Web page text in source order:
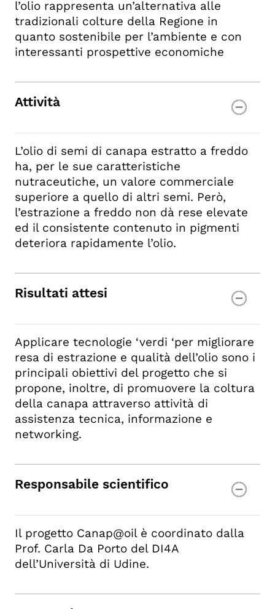
l’olio rappresenta un’alternativa alle
tradizionali colture della Regione in
quanto sostenibile per l’ambiente e con
interessanti prospettive economiche
Attività
L’olio di semi di canapa estratto a freddo
ha, per le sue caratteristiche
nutraceutiche, un valore commerciale
superiore a quello di altri semi. Però,
l’estrazione a freddo non dà rese elevate
ed il consistente contenuto in pigmenti
deteriora rapidamente l’olio.
Risultati attesi
Applicare tecnologie ‘verdi ‘per migliorare
resa di estrazione e qualità dell’olio sono i
principali obiettivi del progetto che si
propone, inoltre, di promuovere la coltura
della canapa attraverso attività di
assistenza tecnica, informazione e
networking.
Responsabile scientifico
Il progetto Canap@oil è coordinato dalla
Prof. Carla Da Porto del DI4A
dell’Università di Udine.